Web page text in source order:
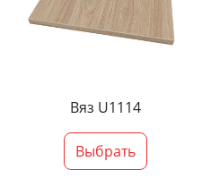
Вяз U1114
Выбрать